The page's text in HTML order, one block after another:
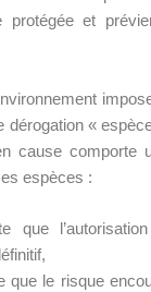
protégée et
dérogation «
cause comporte
espèces :
que
que le risque